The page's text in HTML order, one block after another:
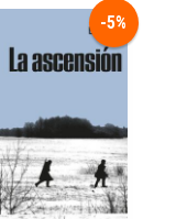
-5%